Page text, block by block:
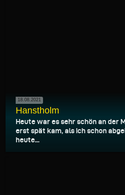
18.08.2021
Hanstholm
Heute war es sehr schön an der
erst spät kam, als ich schon
heute...